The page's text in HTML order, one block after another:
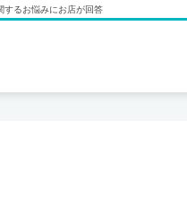
するお悩みにお店が回答